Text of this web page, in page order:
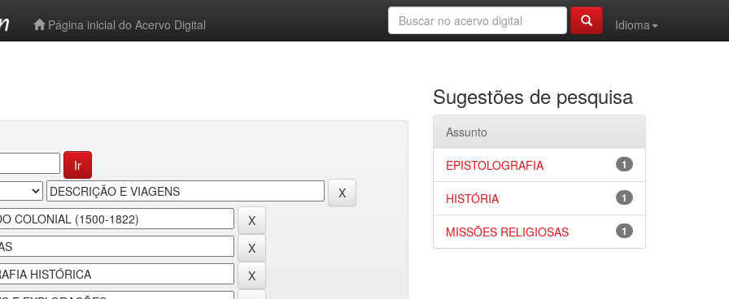
Página inicial do Acervo Digital
Idioma
Sugestões de pesquisa
Assunto
1
EPISTOLOGRAFIA
1
HISTÓRIA
1
MISSÕES RELIGIOSAS